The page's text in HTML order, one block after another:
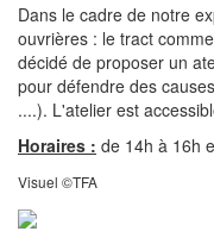
Dans le cadre de notre
ouvrières : le tract
décidé de proposer un
pour défendre des
....). L'atelier est
Horaires : de 14h à 16h
Visuel ©TFA